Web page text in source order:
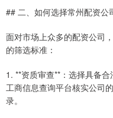
## 二、如何选择常州配资公
面对市场上众多的配资公司
的筛选标准：
1. **资质审查**：选择具备
工商信息查询平台核实公司
录。